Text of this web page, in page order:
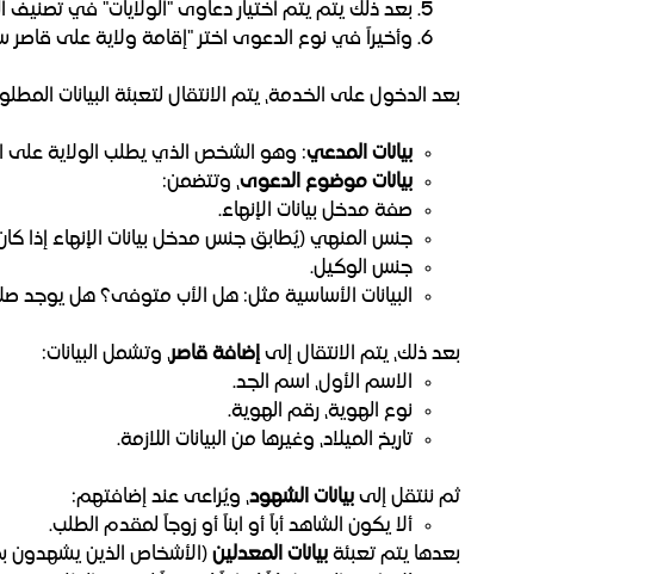
بعد ذلك يتم يتم اختيار دعاوى "الولايات" في تصنيف
وأخيراً في نوع الدعوى اختر "إقامة ولاية على قاصر
بعد الدخول على الخدمة، يتم الانتقال لتعبئة البيانات
بيانات المدعي: وهو الشخص الذي يطلب الولاية على
بيانات موضوع الدعوى، وتتضمن:
صفة مدخل بيانات الإنهاء.
جنس المنهي (يُطابق جنس مدخل بيانات الإنهاء إذا
جنس الوكيل.
البيانات الأساسية مثل: هل الأب متوفى؟ هل يوجد
بعد ذلك، يتم الانتقال إلى إضافة قاصر، وتشمل البيانات:
الاسم الأول، اسم الجد.
نوع الهوية، رقم الهوية.
تاريخ الميلاد، وغيرها من البيانات اللازمة.
ثم ننتقل إلى بيانات الشهود، ويُراعى عند إضافتهم:
ألا يكون الشاهد أباً أو ابناً أو زوجاً لمقدم الطلب.
بعدها يتم تعبئة بيانات المعدلين (الأشخاص الذين يشهدون